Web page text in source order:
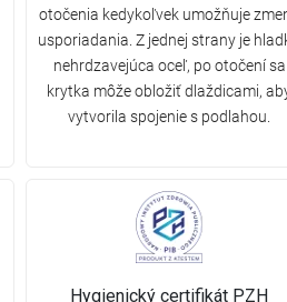
otočenia kedykoľvek umožňuje
usporiadania. Z jednej strany je
nehrdzavejúca oceľ, po otočení sa
krytka môže obložiť dlaždicami,
vytvorila spojenie s podlahou.
Hygienický certifikát PZH